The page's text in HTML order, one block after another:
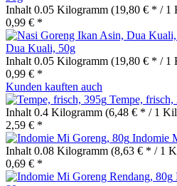
Inhalt 0.05 Kilogramm (19,80 € * / 1
0,99 € *
Dua Kuali, 50g
Inhalt 0.05 Kilogramm (19,80 € * / 1
0,99 € *
Kunden kauften auch
Tempe, frisch,
Inhalt 0.4 Kilogramm (6,48 € * / 1
2,59 € *
Indomie
Inhalt 0.08 Kilogramm (8,63 € * / 1
0,69 € *